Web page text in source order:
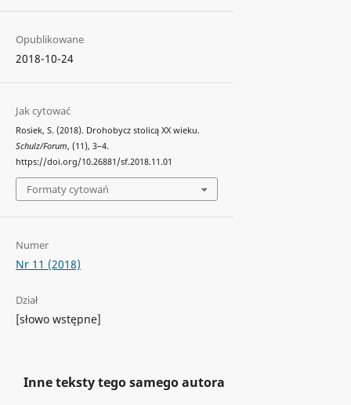
Opublikowane
2018-10-24
Jak cytować
Rosiek, S. (2018). Drohobycz stolicą XX wieku.
Schulz/Forum, (11), 3–4.
https://doi.org/10.26881/sf.2018.11.01
Formaty cytowań
Numer
Nr 11 (2018)
Dział
[słowo wstępne]
Inne teksty tego samego autora